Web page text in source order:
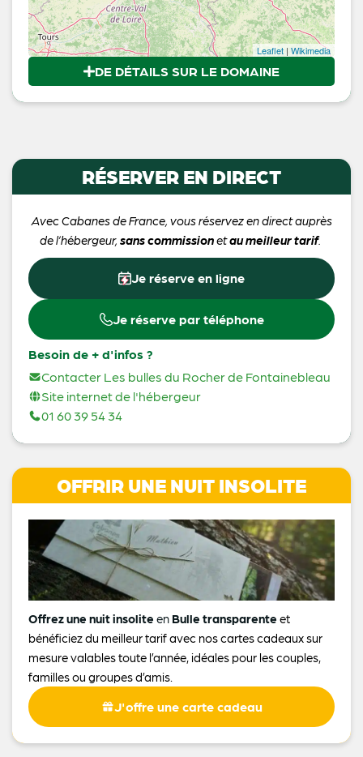
Leaflet | Wikimedia
DE DÉTAILS SUR LE DOMAINE
RÉSERVER EN DIRECT
Avec Cabanes de France, vous réservez en direct auprès
de l’hébergeur, sans commissionetau meilleur tarif.
Je réserve en ligne
Je réserve par téléphone
Besoin de + d'infos ?
Contacter Les bulles du Rocher de Fontainebleau
Site internet de l'hébergeur
01 60 39 54 34
OFFRIR UNE NUIT INSOLITE
Offrez une nuit insolite en Bulle transparente et
bénéficiez du meilleur tarif avec nos cartes cadeaux sur
mesure valables toute l’année, idéales pour les couples,
familles ou groupes d’amis.
J'offre une carte cadeau